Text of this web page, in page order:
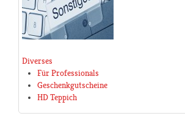
Diverses
Für Professionals
Geschenkgutscheine
HD Teppich